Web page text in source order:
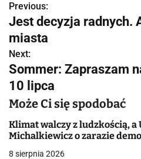
N
a
w
i
g
a
c
Previous:
Jest decyzja radnych.
miasta
Next:
Sommer: Zapraszam
10 lipca
Może Ci się spodobać
Klimat walczy z ludzkością, a
Michalkiewicz o zarazie
8 sierpnia 2026